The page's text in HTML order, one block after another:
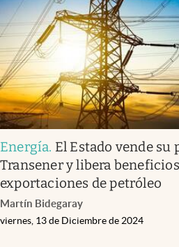
Clase
Clima
Mundial 2026
Eventos Corporativos
El Cronista Studio
Mediakit
abre en nueva pestaña
Argentina
Energía. El Estado vende
Transener y libera
exportaciones de petróleo
Martín Bidegaray
viernes, 13 de Diciembre de 2024